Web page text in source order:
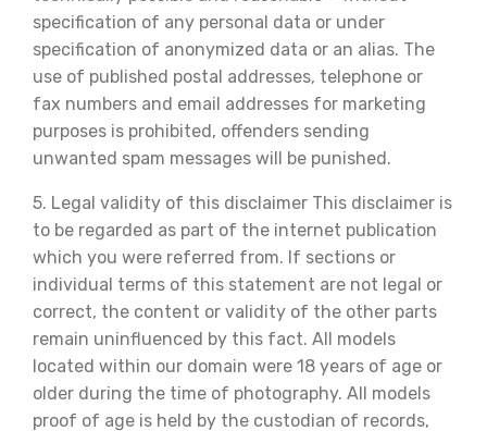
specification of any personal data or under
specification of anonymized data or an alias. The
use of published postal addresses, telephone or
fax numbers and email addresses for marketing
purposes is prohibited, offenders sending
unwanted spam messages will be punished.
5. Legal validity of this disclaimer This disclaimer is
to be regarded as part of the internet publication
which you were referred from. If sections or
individual terms of this statement are not legal or
correct, the content or validity of the other parts
remain uninfluenced by this fact. All models
located within our domain were 18 years of age or
older during the time of photography. All models
proof of age is held by the custodian of records,